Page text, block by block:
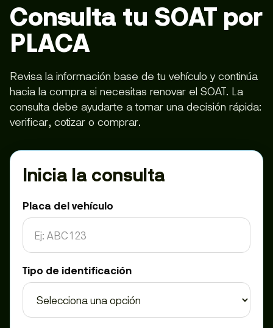
Consulta tu SOAT por
PLACA
Revisa la información base de tu vehículo y continúa
hacia la compra si necesitas renovar el SOAT. La
consulta debe ayudarte a tomar una decisión rápida:
verificar, cotizar o comprar.
Inicia la consulta
Placa del vehículo
Tipo de identificación